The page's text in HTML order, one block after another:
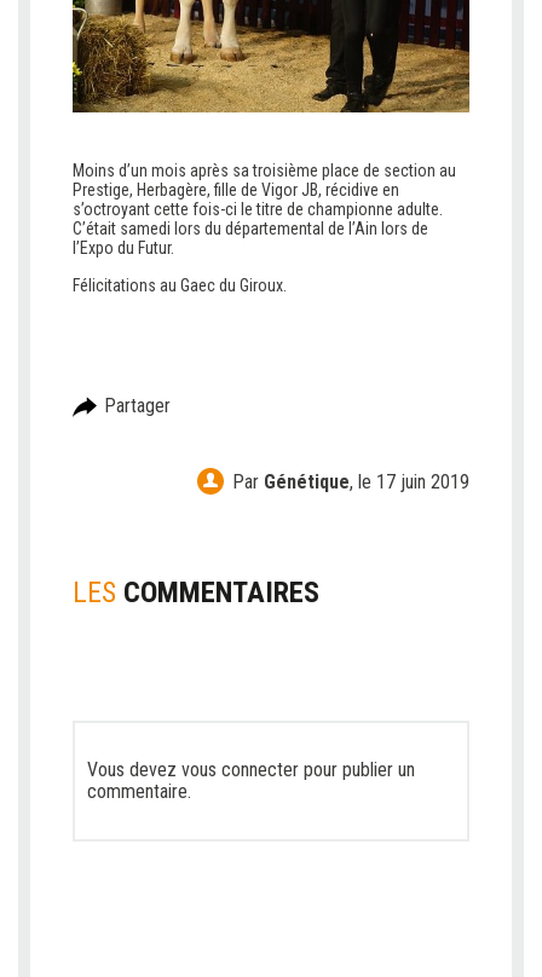
Moins d’un mois après sa troisième place de section au
Prestige, Herbagère, fille de Vigor JB, récidive en
s’octroyant cette fois-ci le titre de championne adulte.
C’était samedi lors du départemental de l’Ain lors de
l’Expo du Futur.
Félicitations au Gaec du Giroux.
Partager
Par Génétique, le 17 juin 2019
LES COMMENTAIRES
Vous devez vous connecter pour publier un
commentaire.